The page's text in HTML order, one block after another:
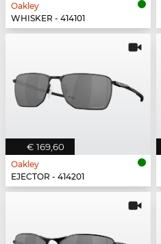
Oakley
WHISKER - 414101
€ 169,60
Oakley
EJECTOR - 414201